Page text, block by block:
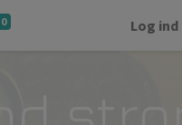
0 Log ind